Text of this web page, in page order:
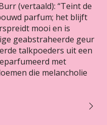
(vertaald): “Teint de
parfum; het blijft
mooi en is
geabstraheerde geur
talkpoeders uit een
met
die melancholie